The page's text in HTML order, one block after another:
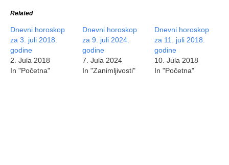
Related
Dnevni horoskop
za 3. juli 2018.
godine
2. Jula 2018
In "Početna"
Dnevni horoskop
za 9. juli 2024.
godine
7. Jula 2024
In "Zanimljivosti"
Dnevni horoskop
za 11. juli 2018.
godine
10. Jula 2018
In "Početna"